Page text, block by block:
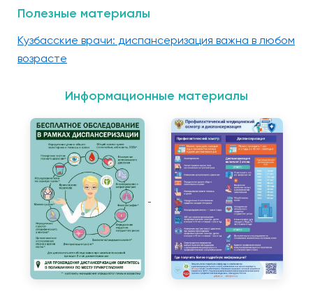
Полезные материалы
Кузбасские врачи: диспансеризация важна в любом
возрасте
Информационные материалы